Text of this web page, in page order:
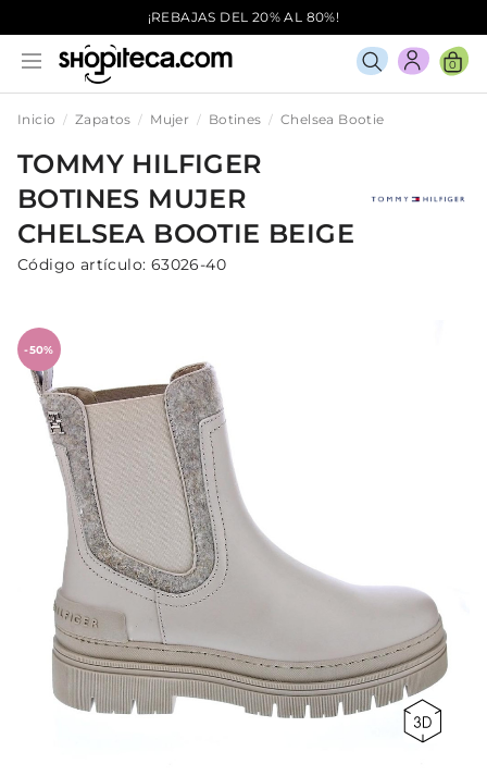
¡REBAJAS DEL 20% AL 80%!
0
Inicio Zapatos Mujer Botines Chelsea Bootie
TOMMY HILFIGER
BOTINES MUJER
CHELSEA BOOTIE BEIGE
Código artículo: 63026-40
-50%